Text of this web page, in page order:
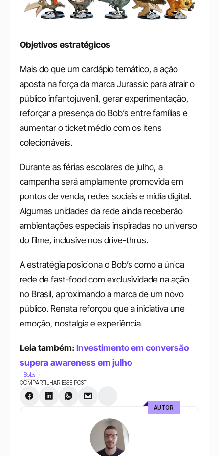
Objetivos estratégicos
Mais do que um cardápio temático, a ação
aposta na força da marca Jurassic para atrair o
público infantojuvenil, gerar experimentação,
reforçar a presença do Bob’s entre famílias e
aumentar o ticket médio com os itens
colecionáveis.
Durante as férias escolares de julho, a
campanha será amplamente promovida em
pontos de venda, redes sociais e mídia digital.
Algumas unidades da rede ainda receberão
ambientações especiais inspiradas no universo
do filme, inclusive nos drive-thrus.
A estratégia posiciona o Bob’s como a única
rede de fast-food com exclusividade na ação
no Brasil, aproximando a marca de um novo
público. Renata reforçou que a iniciativa une
emoção, nostalgia e experiência.
Leia também: Investimento em conversão
supera awareness em julho
Bobs
COMPARTILHAR ESSE POST
AUTOR